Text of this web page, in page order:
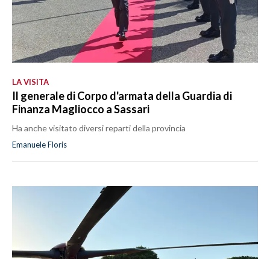
LA VISITA
Il generale di Corpo d'armata della Guardia di
Finanza Magliocco a Sassari
Ha anche visitato diversi reparti della provincia
Emanuele Floris